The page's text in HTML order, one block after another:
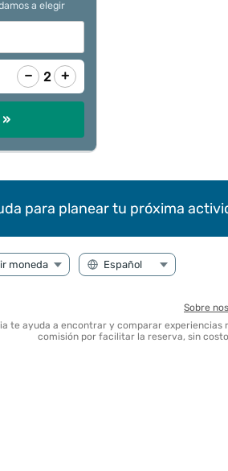
a elegir
− 2 +
»
para planear tu próxima
Sobre
te ayuda a encontrar y comparar experiencias
comisión por facilitar la reserva, sin